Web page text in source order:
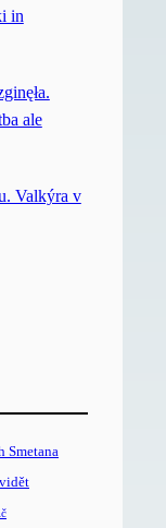
in
ale
Valkýra v
Smetana